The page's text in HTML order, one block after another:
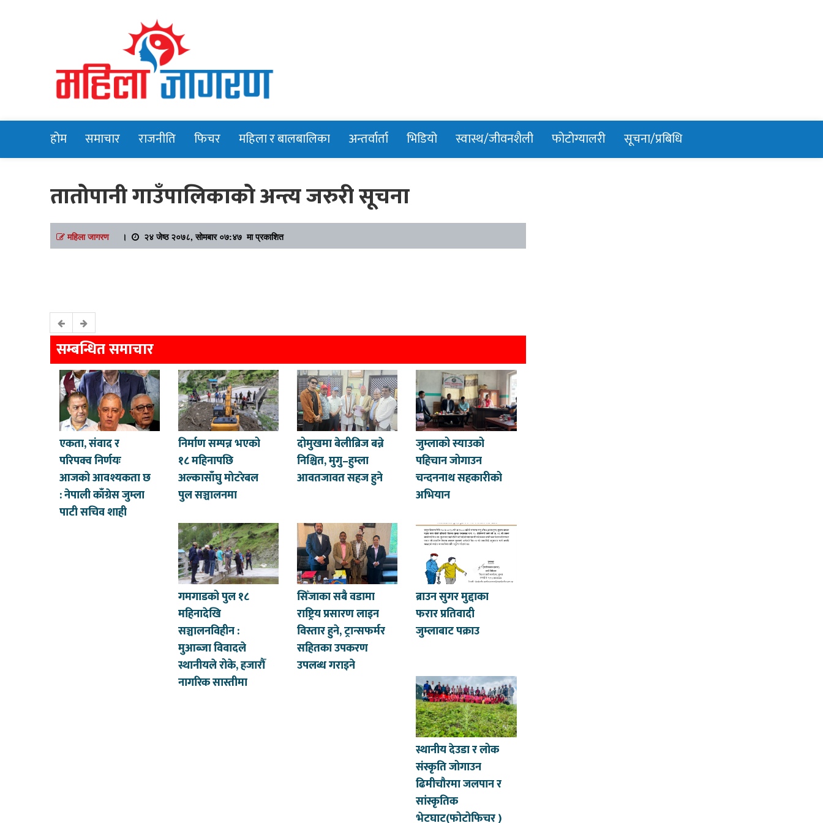
Mahilajagaran
होम समाचार राजनीति फिचर महिला र बालबालिका अन्तर्वार्ता भिडियो स्वास्थ/जीवनशैली फोटोग्यालरी सूचना/प्रबिधि
तातोपानी गाउँपालिकाको अन्त्य जरुरी सूचना
महिला जागरण। २४ जेष्ठ २०७८, सोमबार ०७:४७ मा प्रकाशित
सम्बन्धित समाचार
एकता, संवाद र
परिपक्व निर्णयः
आजको आवश्यकता छ
: नेपाली काँग्रेस जुम्ला
पाटी सचिव शाही
निर्माण सम्पन्न भएको
१८ महिनापछि
अल्कासाँघु मोटरेबल
पुल सञ्चालनमा
दोमुखमा बेलीब्रिज बन्ने
निश्चित, मुगु–हुम्ला
आवतजावत सहज हुने
जुम्लाको स्याउको
पहिचान जोगाउन
चन्दननाथ सहकारीको
अभियान
गमगाडको पुल १८
महिनादेखि
सञ्चालनविहीन :
मुआब्जा विवादले
स्थानीयले रोके, हजारौँ
नागरिक सास्तीमा
सिँजाका सबै वडामा
राष्ट्रिय प्रसारण लाइन
विस्तार हुने, ट्रान्सफर्मर
सहितका उपकरण
उपलब्ध गराइने
ब्राउन सुगर मुद्दाका
फरार प्रतिवादी
जुम्लाबाट पक्राउ
स्थानीय देउडा र लोक
संस्कृति जोगाउन
ढिमीचौरमा जलपान र
सांस्कृतिक
भेटघाट(फोटोफिचर )